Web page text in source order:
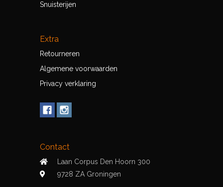
Snuisterijen
Extra
Retourneren
Algemene voorwaarden
Privacy verklaring
Contact
Laan Corpus Den Hoorn 300
9728 ZA Groningen